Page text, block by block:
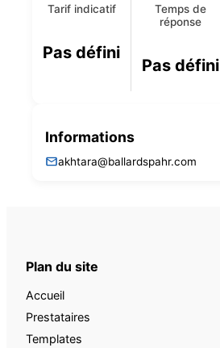
Tarif indicatif
Pas défini
Temps de
réponse
Pas défini
Informations
akhtara@ballardspahr.com
Plan du site
Accueil
Prestataires
Templates